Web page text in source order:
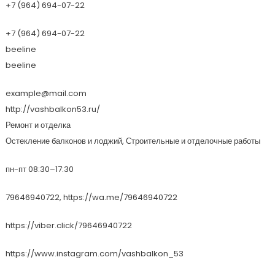
+7 (964) 694-07-22
+7 (964) 694-07-22
beeline
beeline
example@mail.com
http://vashbalkon53.ru/
Ремонт и отделка
Остекление балконов и лоджий, Строительные и отделочные работы
пн-пт 08:30–17:30
79646940722, https://wa.me/79646940722
https://viber.click/79646940722
https://www.instagram.com/vashbalkon_53